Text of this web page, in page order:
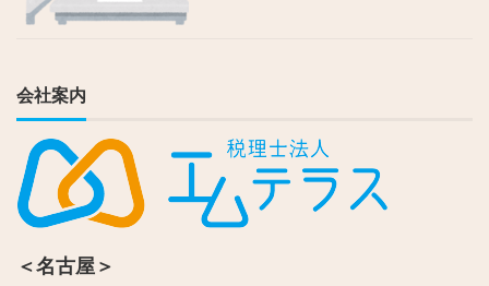
会社案内
＜名古屋＞